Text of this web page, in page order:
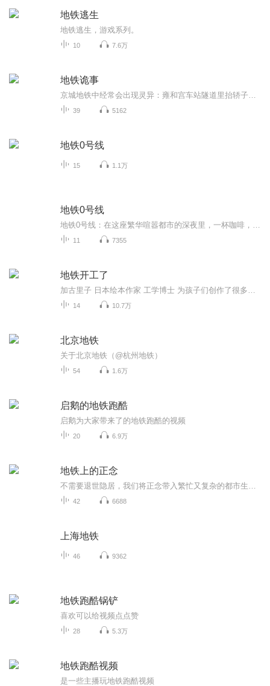
地铁逃生
地铁逃生，游戏系列。
10 7.6万
地铁诡事
39 5162
地铁0号线
15 1.1万
地铁0号线
11 7355
地铁开工了
14 10.7万
北京地铁
关于北京地铁（@杭州地铁）
54 1.6万
启鹅的地铁跑酷
启鹅为大家带来了的地铁跑酷的视频
20 6.9万
地铁上的正念
42 6688
上海地铁
46 9362
地铁跑酷锅铲
喜欢可以给视频点点赞
28 5.3万
地铁跑酷视频
是一些主播玩地铁跑酷视频